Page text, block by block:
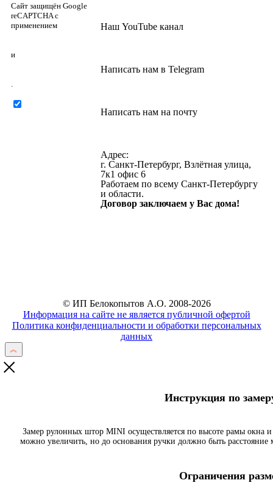
Сайт защищён Google
reCAPTCHA с
применением
и
Наш YouTube канал
Написать нам в Telegram
Написать нам на почту
Адрес:
г. Санкт-Петербург, Взлётная улица,
7к1 офис 6
Работаем по всему Санкт-Петербургу
и области.
Договор заключаем у Вас дома!
© ИП Белокопытов А.О. 2008-2026
Информация на сайте не является публичной офертой
Политика конфиденциальности и обработки персональных
данных
Инструкция по
Замер рулонных штор MINI осуществляется по высоте рамы
можно увеличить, но до основания ручки должно быть
Ограничения